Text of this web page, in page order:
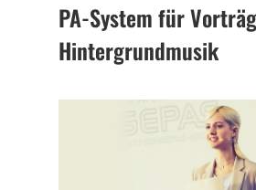
PA-System für
Hintergrundmusik